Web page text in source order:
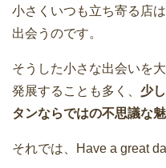
小さくいつも立ち寄る店
出会うのです。
そうした小さな出会いを
発展することも多く、 少
タンならではの不思議な
それでは、Have a great